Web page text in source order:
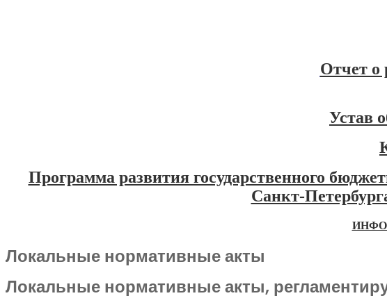
Отчет о
Устав
Программа развития государственного
Санкт-
Локальные нормативные акты
Локальные нормативные акты,